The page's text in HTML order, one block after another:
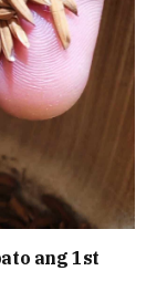
ang 1st